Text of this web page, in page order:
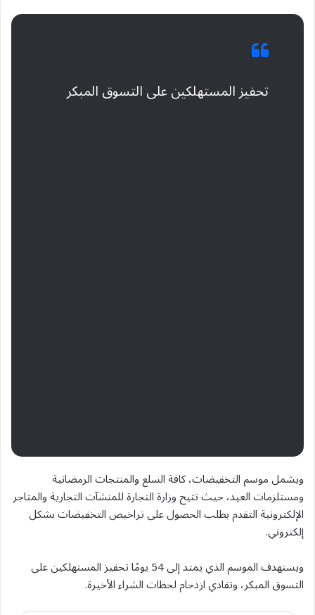
تحفيز المستهلكين على التسوق المبكر
ويشمل موسم التخفيضات، كافة السلع والمنتجات الرمضانية
ومستلزمات العيد، حيث تتيح وزارة التجارة للمنشآت التجارية والمتاجر
الإلكترونية التقدم بطلب الحصول على تراخيص التخفيضات بشكل
إلكتروني.
ويستهدف الموسم الذي يمتد إلى 54 يومًا تحفيز المستهلكين على
التسوق المبكر، وتفادي ازدحام لحظات الشراء الأخيرة.